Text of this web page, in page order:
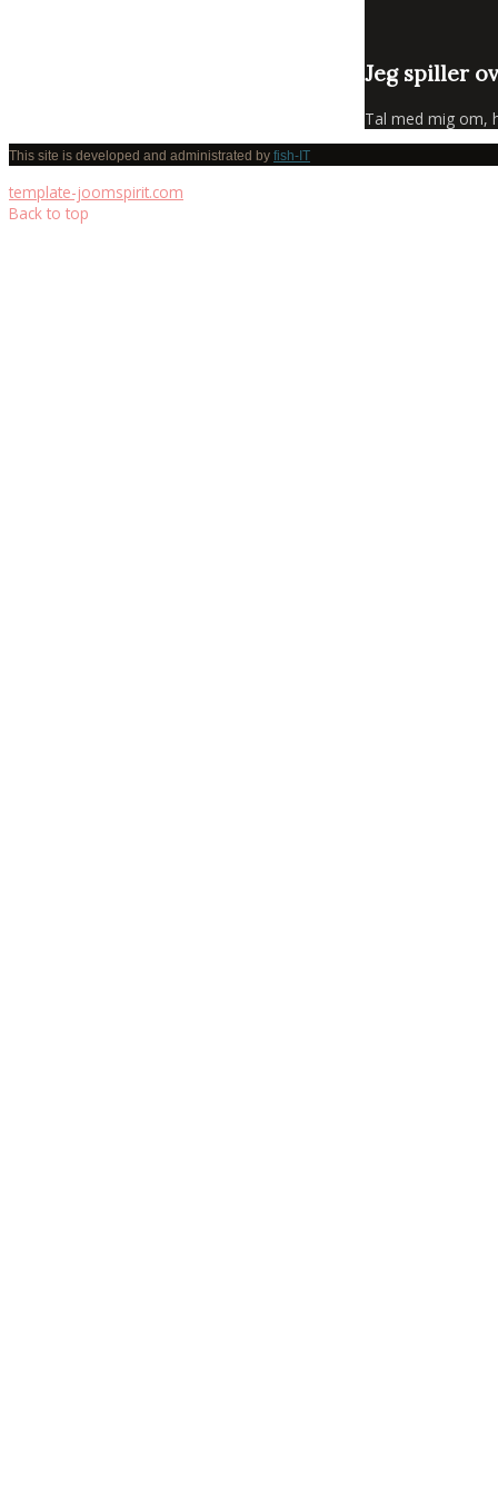
Jeg spiller
Tal med mig om,
This site is developed and administrated by fish-IT
template-joomspirit.com
Back to top